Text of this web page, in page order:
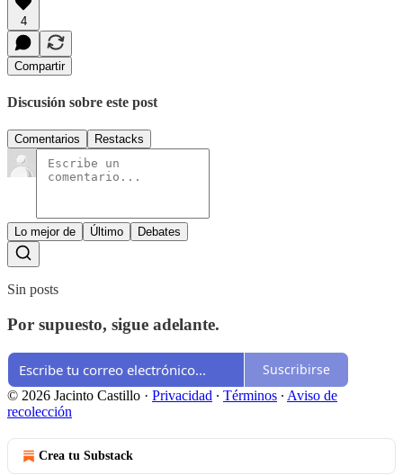
4
Compartir
Discusión sobre este post
Comentarios Restacks
Lo mejor de Último Debates
Sin posts
Por supuesto, sigue adelante.
Suscribirse
© 2026 Jacinto Castillo · Privacidad ∙ Términos ∙ Aviso de
recolección
Crea tu Substack